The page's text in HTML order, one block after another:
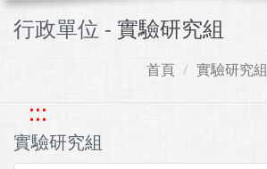
行政單位 - 實驗研究組
首頁 實驗研究組
:::
實驗研究組